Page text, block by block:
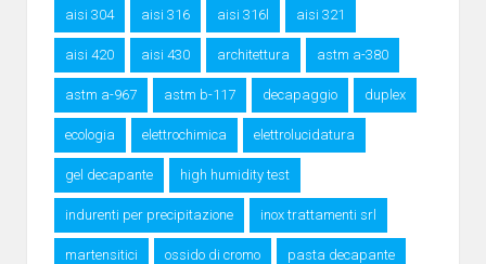
aisi 304 aisi 316 aisi 316l aisi 321
aisi 420 aisi 430 architettura astm a-380
astm a-967 astm b-117 decapaggio duplex
ecologia elettrochimica elettrolucidatura
gel decapante high humidity test
indurenti per precipitazione inox trattamenti srl
martensitici ossido di cromo pasta decapante